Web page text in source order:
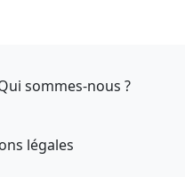
sommes-nous ?
légales